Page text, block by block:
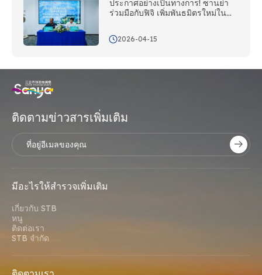
ประกาศอย่างเป็นทางการ! ซานย่า
ร่วมมือกับฟิจิ เพิ่มพันธมิตรใหม่ใน
ระหว่างประเทศ!
2026-04-15
ติดตามข่าวสารเพิ่มเติม
มีอะไรให้สํารวจเพิ่มเติม
เกี่ยวกับ STB
หนู
ติดต่อเรา
STB จํากัด